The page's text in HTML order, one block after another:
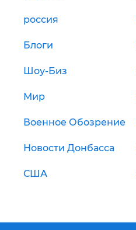
россия
Блоги
Шоу-Биз
Мир
Военное Обозрение
Новости Донбасса
США